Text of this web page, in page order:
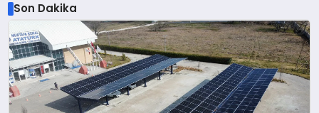
Son Dakika